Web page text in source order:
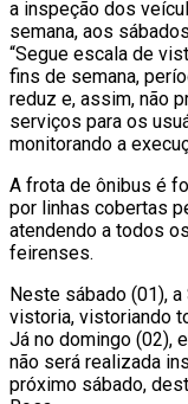
a inspeção dos
semana, aos
“Segue escala de
fins de semana,
reduz e, assim, não
serviços para os
monitorando a
A frota de ônibus é
por linhas cobertas
atendendo a todos
feirenses.
Neste sábado (01),
vistoria, vistoriando
Já no domingo (02),
não será realizada
próximo sábado,